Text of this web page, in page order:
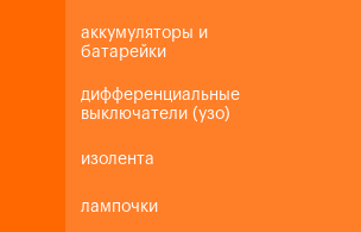
аккумуляторы и
батарейки
дифференциальные
выключатели (узо)
изолента
лампочки